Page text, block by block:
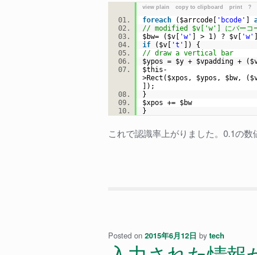
view plain copy to clipboard print ?
foreach ( $arrcode 'bcode' ]
// modified $v['w'] にバーコード
$bw= ( $v 'w' ] > 1) ? $v 'w'
if ( $v 't'
]) {
// draw a vertical bar
$ypos = $y + $vpadding + (
$this -
>Rect( $xpos , $ypos , $bw, (
]);
}
$xpos += $bw
}
これで認識率上がりました。0.1の
Posted on2015年6月12日 bytech